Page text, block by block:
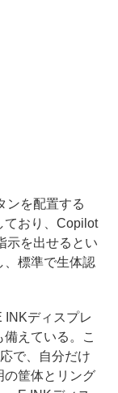
ンを配置する
ており、Copilot
示を出せるとい
、標準で生体認
ディスプレ
えている。こ
で、自分だけ
の筐体とリング